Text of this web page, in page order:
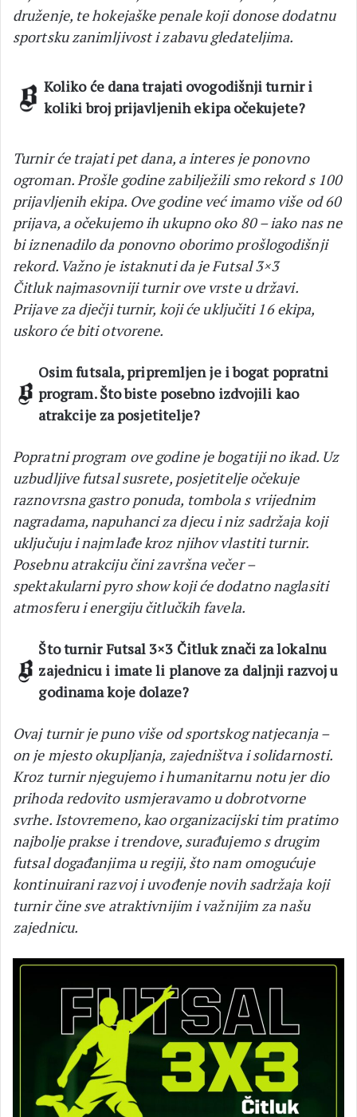
druženje, te hokejaške penale koji donose dodatnu
sportsku zanimljivost i zabavu gledateljima.
Koliko će dana trajati ovogodišnji turnir i
koliki broj prijavljenih ekipa očekujete?
Turnir će trajati pet dana, a interes je ponovno
ogroman. Prošle godine zabilježili smo rekord s 100
prijavljenih ekipa. Ove godine već imamo više od 60
prijava, a očekujemo ih ukupno oko 80 – iako nas ne
bi iznenadilo da ponovno oborimo prošlogodišnji
rekord. Važno je istaknuti da je Futsal 3×3
Čitluk najmasovniji turnir ove vrste u državi.
Prijave za dječji turnir, koji će uključiti 16 ekipa,
uskoro će biti otvorene.
Osim futsala, pripremljen je i bogat popratni
program. Što biste posebno izdvojili kao
atrakcije za posjetitelje?
Popratni program ove godine je bogatiji no ikad. Uz
uzbudljive futsal susrete, posjetitelje očekuje
raznovrsna gastro ponuda, tombola s vrijednim
nagradama, napuhanci za djecu i niz sadržaja koji
uključuju i najmlađe kroz njihov vlastiti turnir.
Posebnu atrakciju čini završna večer –
spektakularni pyro show koji će dodatno naglasiti
atmosferu i energiju čitlučkih favela.
Što turnir Futsal 3×3 Čitluk znači za lokalnu
zajednicu i imate li planove za daljnji razvoj u
godinama koje dolaze?
Ovaj turnir je puno više od sportskog natjecanja –
on je mjesto okupljanja, zajedništva i solidarnosti.
Kroz turnir njegujemo i humanitarnu notu jer dio
prihoda redovito usmjeravamo u dobrotvorne
svrhe. Istovremeno, kao organizacijski tim pratimo
najbolje prakse i trendove, surađujemo s drugim
futsal događanjima u regiji, što nam omogućuje
kontinuirani razvoj i uvođenje novih sadržaja koji
turnir čine sve atraktivnijim i važnijim za našu
zajednicu.